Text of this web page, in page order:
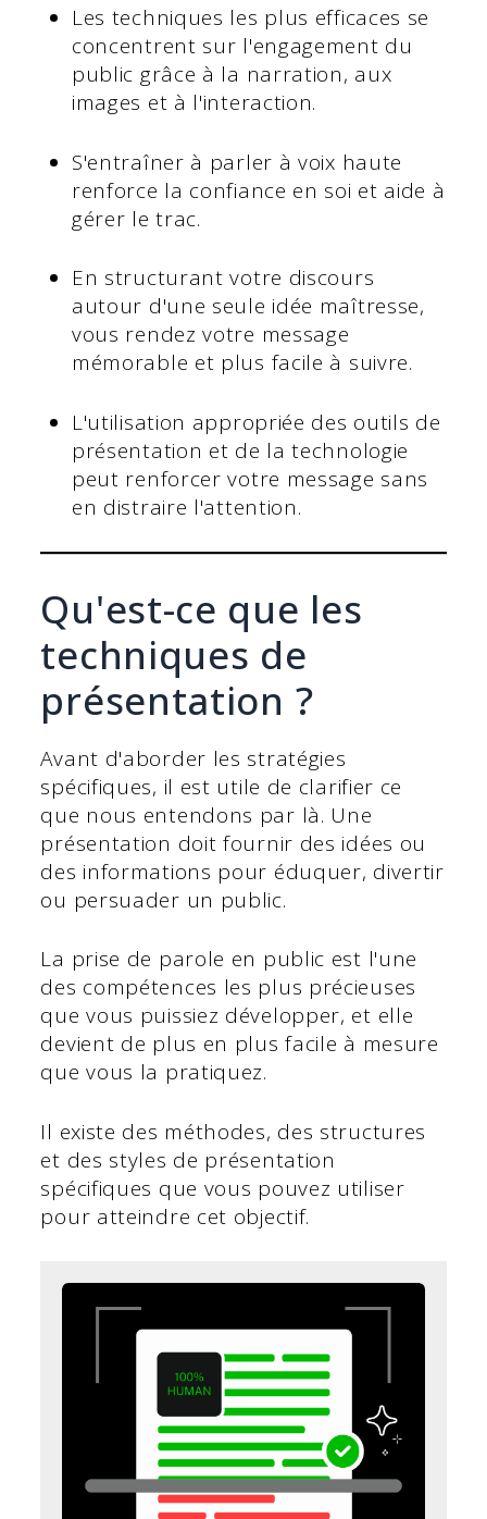
Les techniques les plus efficaces se
concentrent sur l'engagement du
public grâce à la narration, aux
images et à l'interaction.
S'entraîner à parler à voix haute
renforce la confiance en soi et aide à
gérer le trac.
En structurant votre discours
autour d'une seule idée maîtresse,
vous rendez votre message
mémorable et plus facile à suivre.
L'utilisation appropriée des outils de
présentation et de la technologie
peut renforcer votre message sans
en distraire l'attention.
Qu'est-ce que les
techniques de
présentation ?
Avant d'aborder les stratégies
spécifiques, il est utile de clarifier ce
que nous entendons par là. Une
présentation doit fournir des idées ou
des informations pour éduquer, divertir
ou persuader un public.
La prise de parole en public est l'une
des compétences les plus précieuses
que vous puissiez développer, et elle
devient de plus en plus facile à mesure
que vous la pratiquez.
Il existe des méthodes, des structures
et des styles de présentation
spécifiques que vous pouvez utiliser
pour atteindre cet objectif.